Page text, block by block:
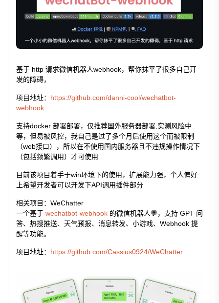
基于 http 请求微信机器人webhook，帮你抹平了很多自己开
发的障碍，
项目地址： https://github.com/danni-cool/wechatbot-
webhook
支持docker 部署部署，仅推荐国外服务器部署,实测风险中
等，但易被风控，我自己是过了多个月后使用这个而被限制
（web接口），所以在不使用国内服务器且不违规操作情况下
（包括频繁调用）才可使用
目前该项目着手于win环境下的使用，扩展能力强，个人偏好
上希望开发者可以开发下API调用插件部分
相关项目：WeChatter
一个基于 wechatbot-webhook 的微信机器人💬，支持 GPT 问
答、热搜推送、天气预报、消息转发、小游戏、Webhook 提
醒等功能。
项目地址： https://github.com/Cassius0924/WeChatter